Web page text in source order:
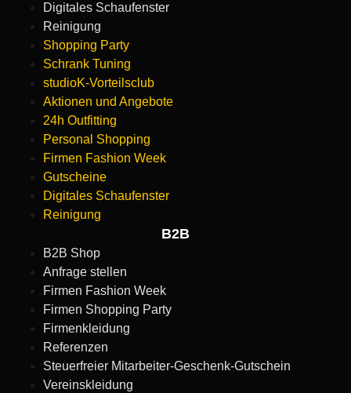
Digitales Schaufenster
Reinigung
Shopping Party
Schrank Tuning
studioK-Vorteilsclub
Aktionen und Angebote
24h Outfitting
Personal Shopping
Firmen Fashion Week
Gutscheine
Digitales Schaufenster
Reinigung
B2B
B2B Shop
Anfrage stellen
Firmen Fashion Week
Firmen Shopping Party
Firmenkleidung
Referenzen
Steuerfreier Mitarbeiter-Geschenk-Gutschein
Vereinskleidung